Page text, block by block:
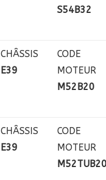
S54B32
CHÂSSIS
E39
CODE
MOTEUR
M52B20
CHÂSSIS
E39
CODE
MOTEUR